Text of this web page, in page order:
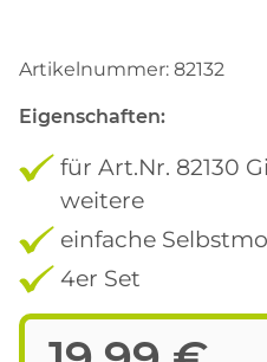
Artikelnummer: 82132
Eigenschaften:
für Art.Nr. 82130
weitere
einfache
4er Set